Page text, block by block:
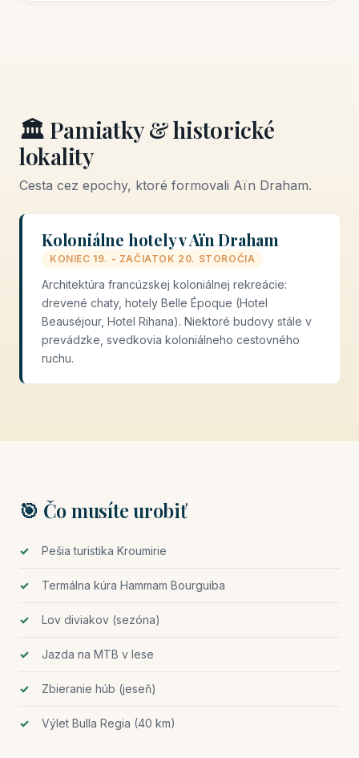
🏛️ Pamiatky & historické
lokality
Cesta cez epochy, ktoré formovali Aïn Draham.
Koloniálne hotely v Aïn Draham
KONIEC 19. - ZAČIATOK 20. STOROČIA
Architektúra francúzskej koloniálnej rekreácie:
drevené chaty, hotely Belle Époque (Hotel
Beauséjour, Hotel Rihana). Niektoré budovy stále v
prevádzke, svedkovia koloniálneho cestovného
ruchu.
🎯 Čo musíte urobiť
Pešia turistika Kroumirie
Termálna kúra Hammam Bourguiba
Lov diviakov (sezóna)
Jazda na MTB v lese
Zbieranie húb (jeseň)
Výlet Bulla Regia (40 km)